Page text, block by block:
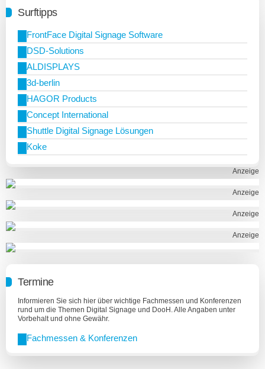
Surftipps
FrontFace Digital Signage Software
DSD-Solutions
ALDISPLAYS
3d-berlin
HAGOR Products
Concept International
Shuttle Digital Signage Lösungen
Koke
Anzeige
Anzeige
Anzeige
Anzeige
Termine
Informieren Sie sich hier über wichtige Fachmessen und Konferenzen
rund um die Themen Digital Signage und DooH. Alle Angaben unter
Vorbehalt und ohne Gewähr.
Fachmessen & Konferenzen